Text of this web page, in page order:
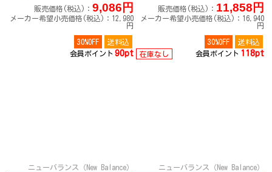
販売価格(税込)： 9,086円
メーカー希望小売価格(税込)：12,980
円
30%OFF
送料込
会員ポイント 90pt
販売価格(税込)： 11,858円
メーカー希望小売価格(税込)：16,940
円
30%OFF
送料込
在庫なし
会員ポイント 118pt
ニューバランス（New Balance） ニューバランス（New Balance）